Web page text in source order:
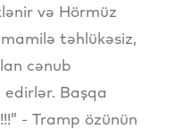
və Hörmüz
təhlükəsiz,
cənub
Başqa
- Tramp özünün